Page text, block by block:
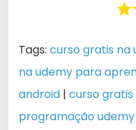
Tags: curso gratis na
na udemy para
android | curso
programação udemy